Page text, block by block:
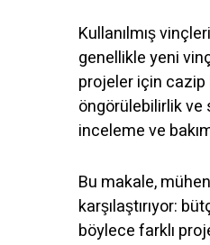
Kullanılmış
genellikle yeni
projeler için cazip
öngörülebilirlik ve
inceleme ve
Bu makale,
karşılaştırıyor:
böylece farklı